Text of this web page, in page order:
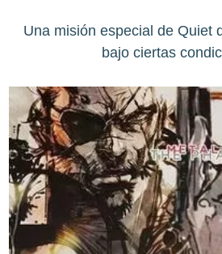
Una misión especial de Quiet
bajo ciertas